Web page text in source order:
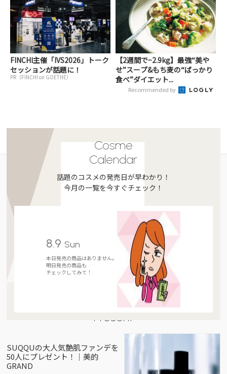
FINCHI主催「IVS2026」トーク
セッションが話題に！
PR（FINCHI on GOETHE）
【2週間で−2.9kg】最強“美や
せ”スープ&もち麦の“ばっかり
食べ”ダイエット...
Recommended by
Cosme
Calendar
話題のコスメの発売日が早わかり！
今月の一覧を今すぐチェック！
8.9 Sun
本日発売の商品はありません。
明日発売の商品も
チェックしてみて！
Present
SUQQUの大人気艶肌ファンデを
50人にプレゼント！｜美的
GRAND